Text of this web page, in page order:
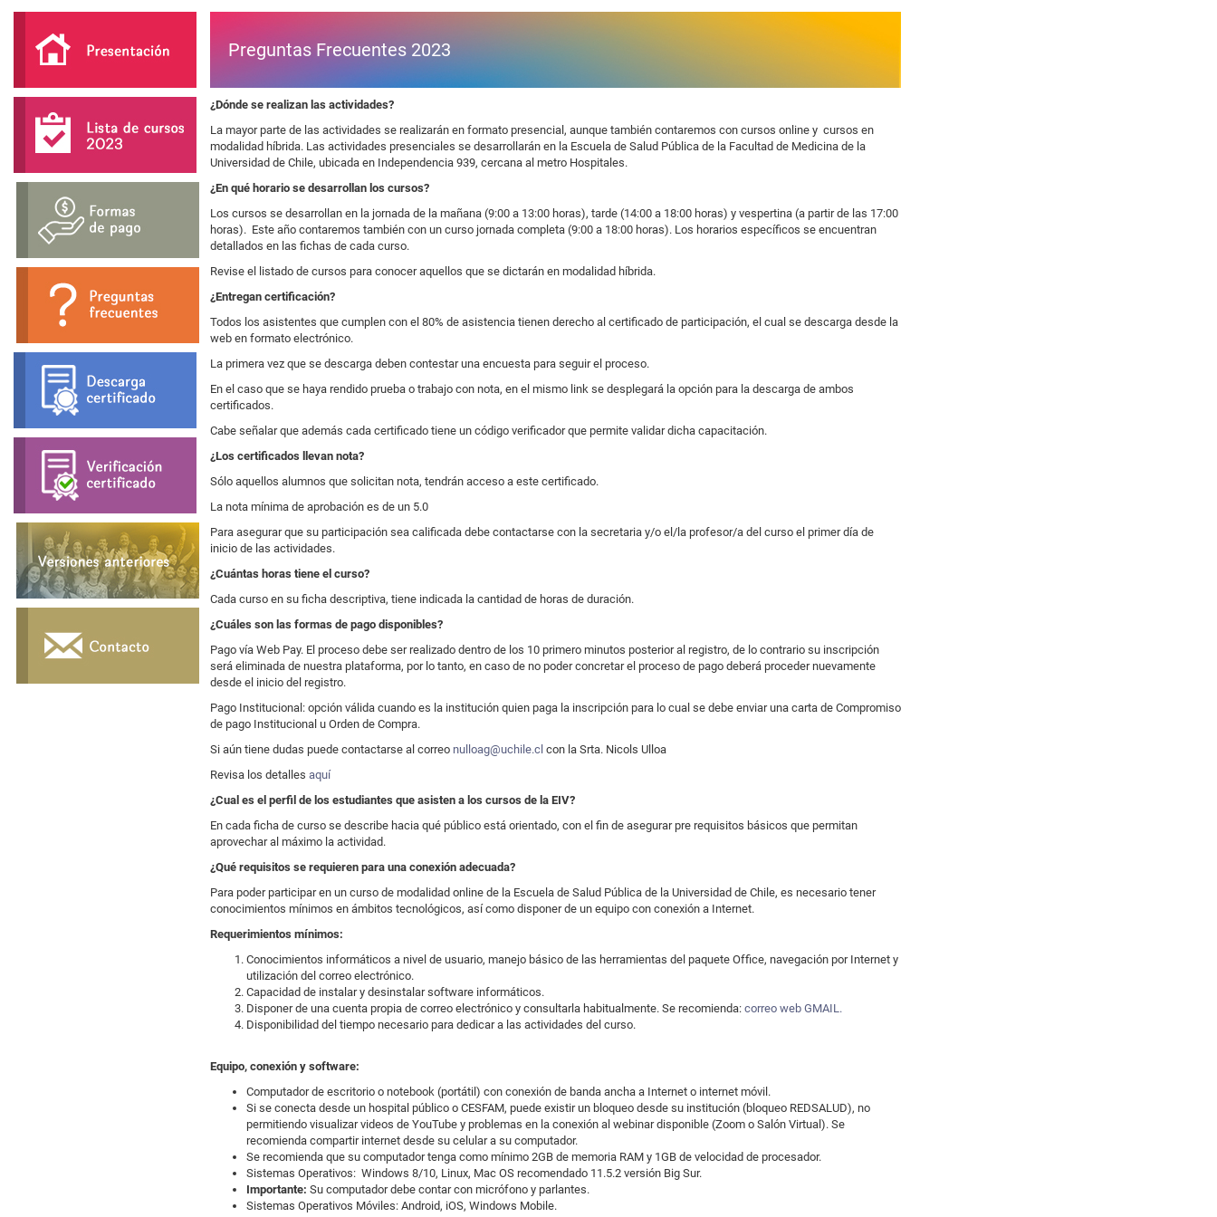
Preguntas Frecuentes 2023
¿Dónde se realizan las actividades?
La mayor parte de las actividades se realizarán en formato presencial, aunque también contaremos con cursos online y cursos en
modalidad híbrida. Las actividades presenciales se desarrollarán en la Escuela de Salud Pública de la Facultad de Medicina de la
Universidad de Chile, ubicada en Independencia 939, cercana al metro Hospitales.
¿En qué horario se desarrollan los cursos?
Los cursos se desarrollan en la jornada de la mañana (9:00 a 13:00 horas), tarde (14:00 a 18:00 horas) y vespertina (a partir de las 17:00
horas). Este año contaremos también con un curso jornada completa (9:00 a 18:00 horas). Los horarios específicos se encuentran
detallados en las fichas de cada curso.
Revise el listado de cursos para conocer aquellos que se dictarán en modalidad híbrida.
¿Entregan certificación?
Todos los asistentes que cumplen con el 80% de asistencia tienen derecho al certificado de participación, el cual se descarga desde la
web en formato electrónico.
La primera vez que se descarga deben contestar una encuesta para seguir el proceso.
En el caso que se haya rendido prueba o trabajo con nota, en el mismo link se desplegará la opción para la descarga de ambos
certificados.
Cabe señalar que además cada certificado tiene un código verificador que permite validar dicha capacitación.
¿Los certificados llevan nota?
Sólo aquellos alumnos que solicitan nota, tendrán acceso a este certificado.
La nota mínima de aprobación es de un 5.0
Para asegurar que su participación sea calificada debe contactarse con la secretaria y/o el/la profesor/a del curso el primer día de
inicio de las actividades.
¿Cuántas horas tiene el curso?
Cada curso en su ficha descriptiva, tiene indicada la cantidad de horas de duración.
¿Cuáles son las formas de pago disponibles?
Pago vía Web Pay. El proceso debe ser realizado dentro de los 10 primero minutos posterior al registro, de lo contrario su inscripción
será eliminada de nuestra plataforma, por lo tanto, en caso de no poder concretar el proceso de pago deberá proceder nuevamente
desde el inicio del registro.
Pago Institucional: opción válida cuando es la institución quien paga la inscripción para lo cual se debe enviar una carta de Compromiso
de pago Institucional u Orden de Compra.
Si aún tiene dudas puede contactarse al correo nulloag@uchile.cl con la Srta. Nicols Ulloa
Revisa los detalles aquí
¿Cual es el perfil de los estudiantes que asisten a los cursos de la EIV?
En cada ficha de curso se describe hacia qué público está orientado, con el fin de asegurar pre requisitos básicos que permitan
aprovechar al máximo la actividad.
¿Qué requisitos se requieren para una conexión adecuada?
Para poder participar en un curso de modalidad online de la Escuela de Salud Pública de la Universidad de Chile, es necesario tener
conocimientos mínimos en ámbitos tecnológicos, así como disponer de un equipo con conexión a Internet.
Requerimientos mínimos:
Conocimientos informáticos a nivel de usuario, manejo básico de las herramientas del paquete Office, navegación por Internet y
utilización del correo electrónico.
Capacidad de instalar y desinstalar software informáticos.
Disponer de una cuenta propia de correo electrónico y consultarla habitualmente. Se recomienda: correo web GMAIL.
Disponibilidad del tiempo necesario para dedicar a las actividades del curso.
Equipo, conexión y software:
Computador de escritorio o notebook (portátil) con conexión de banda ancha a Internet o internet móvil.
Si se conecta desde un hospital público o CESFAM, puede existir un bloqueo desde su institución (bloqueo REDSALUD), no
permitiendo visualizar videos de YouTube y problemas en la conexión al webinar disponible (Zoom o Salón Virtual). Se
recomienda compartir internet desde su celular a su computador.
Se recomienda que su computador tenga como mínimo 2GB de memoria RAM y 1GB de velocidad de procesador.
Sistemas Operativos: Windows 8/10, Linux, Mac OS recomendado 11.5.2 versión Big Sur.
Importante: Su computador debe contar con micrófono y parlantes.
Sistemas Operativos Móviles: Android, iOS, Windows Mobile.